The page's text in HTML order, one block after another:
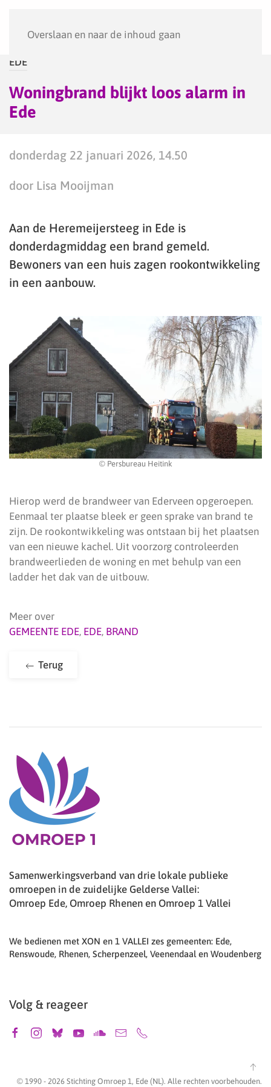
Overslaan en naar de inhoud gaan
EDE
Woningbrand blijkt loos alarm in
Ede
donderdag 22 januari 2026, 14.50
door Lisa Mooijman
Aan de Heremeijersteeg in Ede is
donderdagmiddag een brand gemeld.
Bewoners van een huis zagen rookontwikkeling
in een aanbouw.
© Persbureau Heitink
Hierop werd de brandweer van Ederveen opgeroepen.
Eenmaal ter plaatse bleek er geen sprake van brand te
zijn. De rookontwikkeling was ontstaan bij het plaatsen
van een nieuwe kachel. Uit voorzorg controleerden
brandweerlieden de woning en met behulp van een
ladder het dak van de uitbouw.
Meer over
GEMEENTE EDE, EDE, BRAND
Terug
Samenwerkingsverband van drie lokale publieke
omroepen in de zuidelijke Gelderse Vallei:
Omroep Ede, Omroep Rhenen en Omroep 1 Vallei
We bedienen met XON en 1 VALLEI zes gemeenten: Ede,
Renswoude, Rhenen, Scherpenzeel, Veenendaal en Woudenberg
Volg & reageer
© 1990 - 2026 Stichting Omroep 1, Ede (NL). Alle rechten voorbehouden.